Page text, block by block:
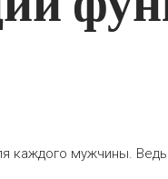
каждого мужчины.